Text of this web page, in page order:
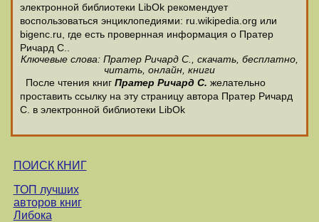
электронной библиотеки LibOk рекомендует
воспользоваться энциклопедиями: ru.wikipedia.org или
bigenc.ru, где есть провернная информация о Пратер
Ричард С..
Ключевые слова: Пратер Ричард С., скачать, бесплатно,
читать, онлайн, книги
После чтения книг Пратер Ричард С. желательно
проставить ссылку на эту страницу автора Пратер Ричард
С. в электронной библиотеки LibOk
ПОИСК КНИГ
ТОП лучших
авторов книг
Либока